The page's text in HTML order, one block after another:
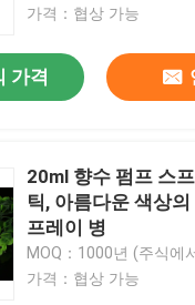
가격：협상 가능
가격
20ml 향수 펌프 스
틱, 아름다운 색상
프레이 병
MOQ：1000년 (주식에
가격：협상 가능